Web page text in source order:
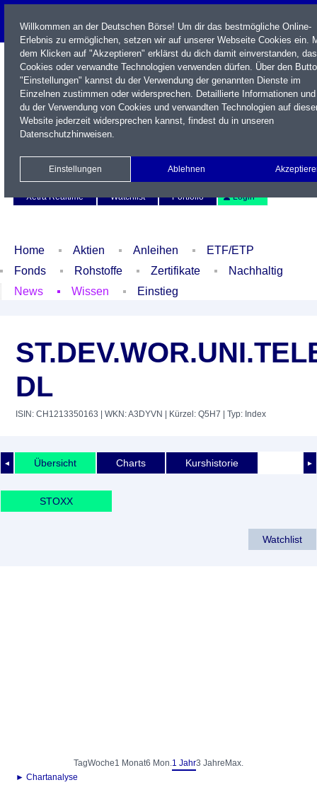
Name / WKN / ISIN / Kürzel
Xetra Realtime
Watchlist Portfolio Login
Home Aktien Anleihen
ETF/ETP
Fonds
Rohstoffe Zertifikate
Nachhaltig
News
Wissen Einstieg
DL
ISIN: CH1213350163 | WKN: A3DYVN | Kürzel: Q5H7 | Typ: Index
◄ ►
Übersicht Charts Kurshistorie
STOXX
Watchlist
TagWoche1 Monat6 Mon.1 Jahr3 Jahre Max.
► Chartanalyse
Willkommen an der Deutschen Börse! Um dir das bestmögliche Online-
Erlebnis zu ermöglichen, setzen wir auf unserer Webseite Cookies ein.
dem Klicken auf "Akzeptieren" erklärst du dich damit einverstanden,
Cookies oder verwandte Technologien verwenden dürfen. Über den
"Einstellungen" kannst du der Verwendung der genannten Dienste im
Einzelnen zustimmen oder widersprechen. Detaillierte Informationen
du der Verwendung von Cookies und verwandten Technologien auf
Website jederzeit widersprechen kannst, findest du in unseren
Datenschutzhinweisen.
Einstellungen Ablehnen